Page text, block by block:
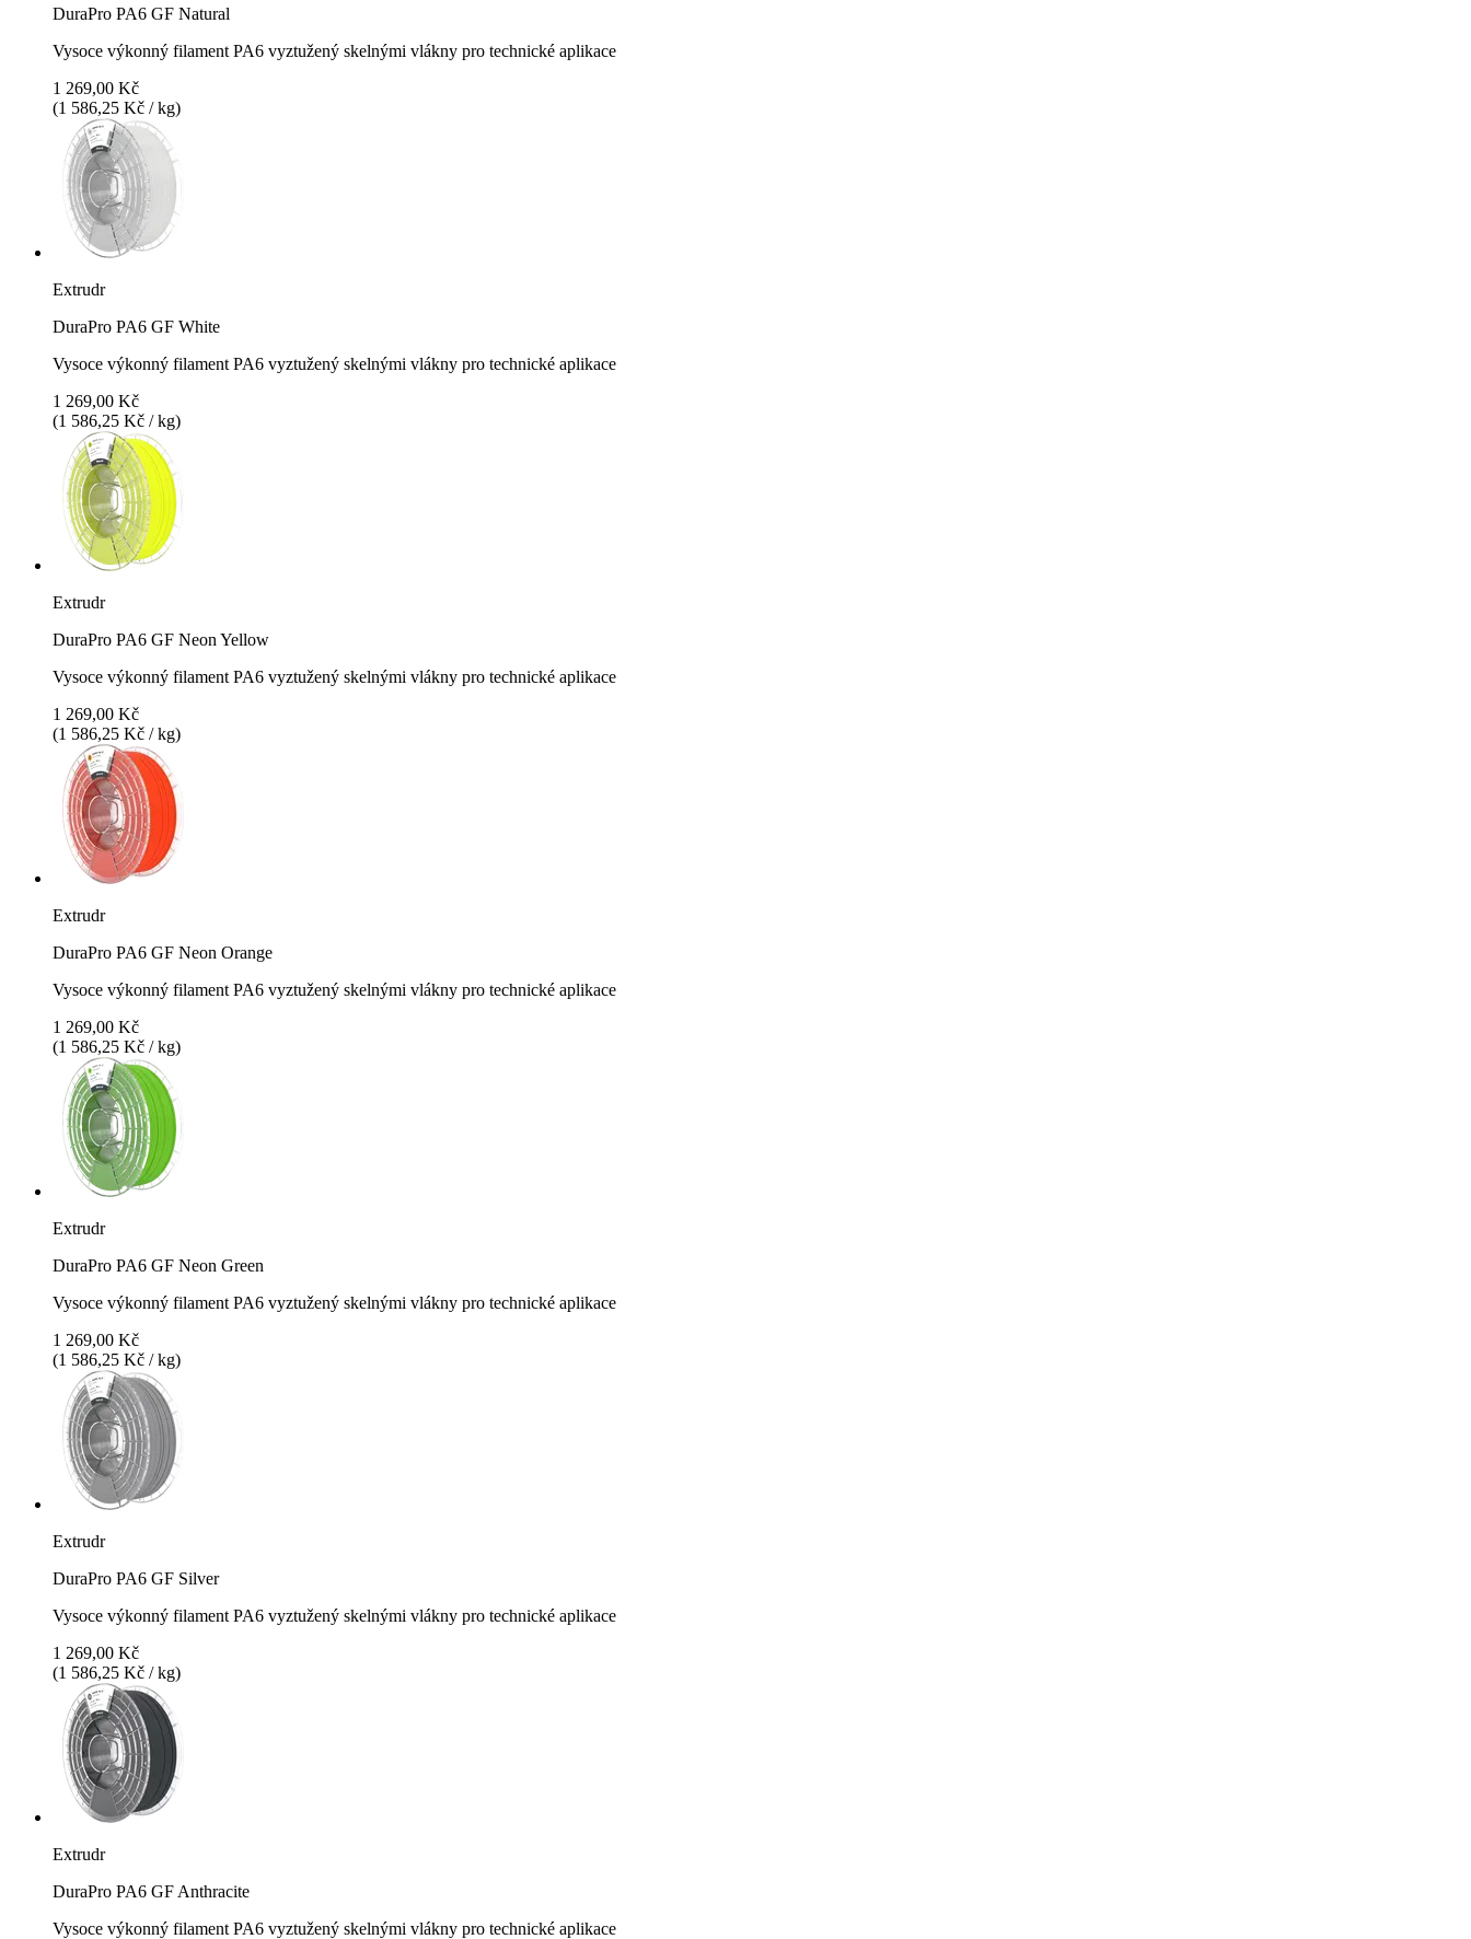
DuraPro PA6 GF Natural
Vysoce výkonný filament PA6 vyztužený skelnými vlákny pro technické aplikace
1 269,00 Kč
(1 586,25 Kč / kg)
Extrudr
DuraPro PA6 GF White
Vysoce výkonný filament PA6 vyztužený skelnými vlákny pro technické aplikace
1 269,00 Kč
(1 586,25 Kč / kg)
Extrudr
DuraPro PA6 GF Neon Yellow
Vysoce výkonný filament PA6 vyztužený skelnými vlákny pro technické aplikace
1 269,00 Kč
(1 586,25 Kč / kg)
Extrudr
DuraPro PA6 GF Neon Orange
Vysoce výkonný filament PA6 vyztužený skelnými vlákny pro technické aplikace
1 269,00 Kč
(1 586,25 Kč / kg)
Extrudr
DuraPro PA6 GF Neon Green
Vysoce výkonný filament PA6 vyztužený skelnými vlákny pro technické aplikace
1 269,00 Kč
(1 586,25 Kč / kg)
Extrudr
DuraPro PA6 GF Silver
Vysoce výkonný filament PA6 vyztužený skelnými vlákny pro technické aplikace
1 269,00 Kč
(1 586,25 Kč / kg)
Extrudr
DuraPro PA6 GF Anthracite
Vysoce výkonný filament PA6 vyztužený skelnými vlákny pro technické aplikace